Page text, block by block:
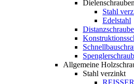
Dielenschrauben
Stahl
Edelstahl
Allgemeine
Stahl verzinkt